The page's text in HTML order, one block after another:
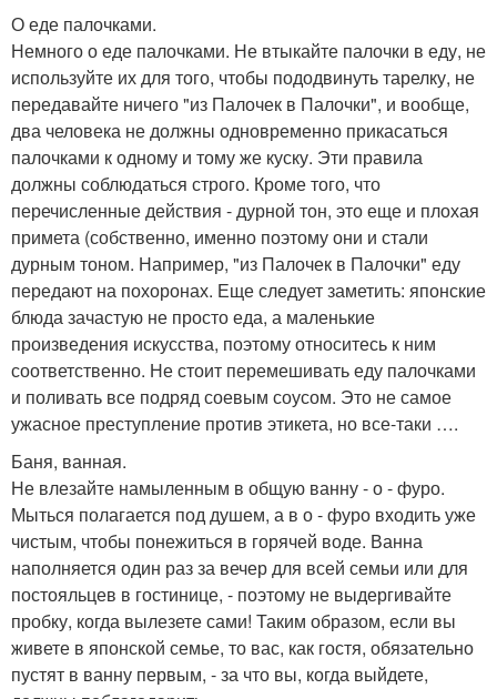
О еде палочками.
Немного о еде палочками. Не втыкайте палочки в еду, не
используйте их для того, чтобы пододвинуть тарелку, не
передавайте ничего "из Палочек в Палочки", и вообще,
два человека не должны одновременно прикасаться
палочками к одному и тому же куску. Эти правила
должны соблюдаться строго. Кроме того, что
перечисленные действия - дурной тон, это еще и плохая
примета (собственно, именно поэтому они и стали
дурным тоном. Например, "из Палочек в Палочки" еду
передают на похоронах. Еще следует заметить: японские
блюда зачастую не просто еда, а маленькие
произведения искусства, поэтому относитесь к ним
соответственно. Не стоит перемешивать еду палочками
и поливать все подряд соевым соусом. Это не самое
ужасное преступление против этикета, но все-таки ….
Баня, ванная.
Не влезайте намыленным в общую ванну - о - фуро.
Мыться полагается под душем, а в о - фуро входить уже
чистым, чтобы понежиться в горячей воде. Ванна
наполняется один раз за вечер для всей семьи или для
постояльцев в гостинице, - поэтому не выдергивайте
пробку, когда вылезете сами! Таким образом, если вы
живете в японской семье, то вас, как гостя, обязательно
пустят в ванну первым, - за что вы, когда выйдете,